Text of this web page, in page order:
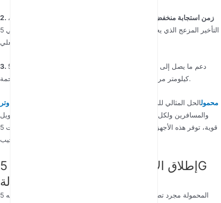
2. زمن استجابة منخفض للغاية:
مع زمن استجابة يصل إلى 1 مللي ثانية فقط،
تلغي 5G التأخير المزعج الذي يعاني منه مكالمات الفيديو والألعاب عبر الإنترنت
يمكن لشبكات 5G دعم ما يصل إلى مليون جهاز لكل
كيلومتر مربع، مما يعني أن اتصالك لن يتباطأ في المناطق المزدحمة.
راوتر WiFi 5G محمولالحل المثالي للمحترفين
والمسافرين ولكل من يقدر الوصول الموثوق إلى الإنترنت. من خلال تحويل
إشارات 5G الخلوية إلى شبكات Wi-Fi قوية، توفر هذه الأجهزة المدمجة اتصالاً
إطلاق الإمكانات الكاملة لأجهزة توجيه 5G
المحمولة
تتجاوز تطبيقات أجهزة توجيه 5G المحمولة مجرد تصفح الويب البسيط. إليك